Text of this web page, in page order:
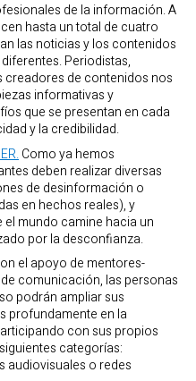
de la información. A
hasta un total de cuatro
las noticias y los contenidos
Periodistas,
de contenidos nos
informativas y
que se presentan en cada
y la credibilidad.
Como ya hemos
deben realizar diversas
de desinformación o
en hechos reales), y
mundo camine hacia un
por la desconfianza.
el apoyo de mentores-
comunicación, las personas
podrán ampliar sus
profundamente en la
con sus propios
categorías:
audiovisuales o redes